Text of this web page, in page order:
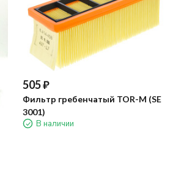
505₽
Фильтр гребенчатый TOR-M (SE
3001)
В наличии